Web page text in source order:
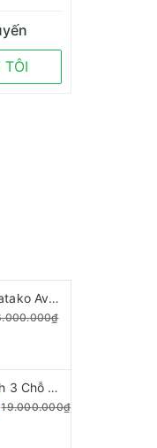
TÔI
Xe Đạp Đua Satako Avakan
Xe Điện 3 Bánh 3 Chỗ Ngồi
19.000.000₫